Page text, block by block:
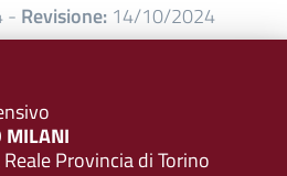
- Revisione: 14/10/2024
MILANI
Provincia di Torino